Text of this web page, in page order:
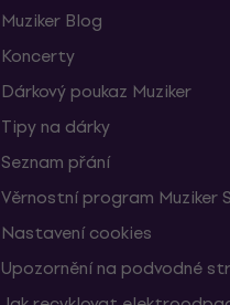
Muziker Blog
Koncerty
Dárkový poukaz Muziker
Tipy na dárky
Seznam přání
Věrnostní program Muziker
Nastavení cookies
Upozornění na podvodné